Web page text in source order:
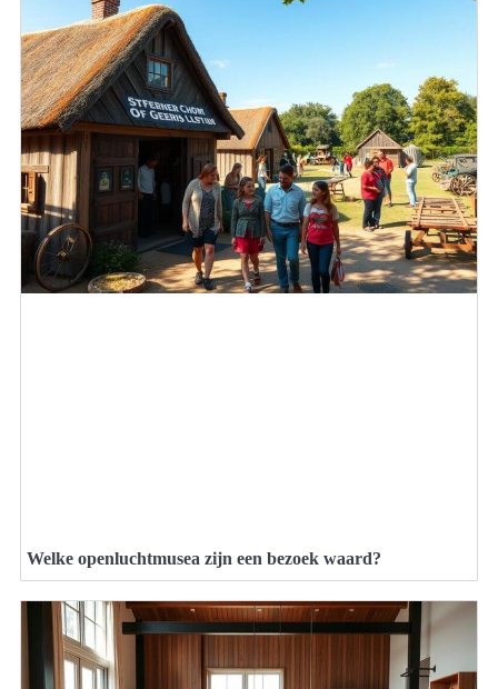
Welke openluchtmusea zijn een bezoek waard?